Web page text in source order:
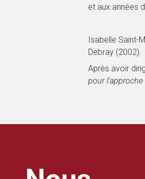
et aux années
Isabelle Saint-
Debray (2002).
Après avoir
pour